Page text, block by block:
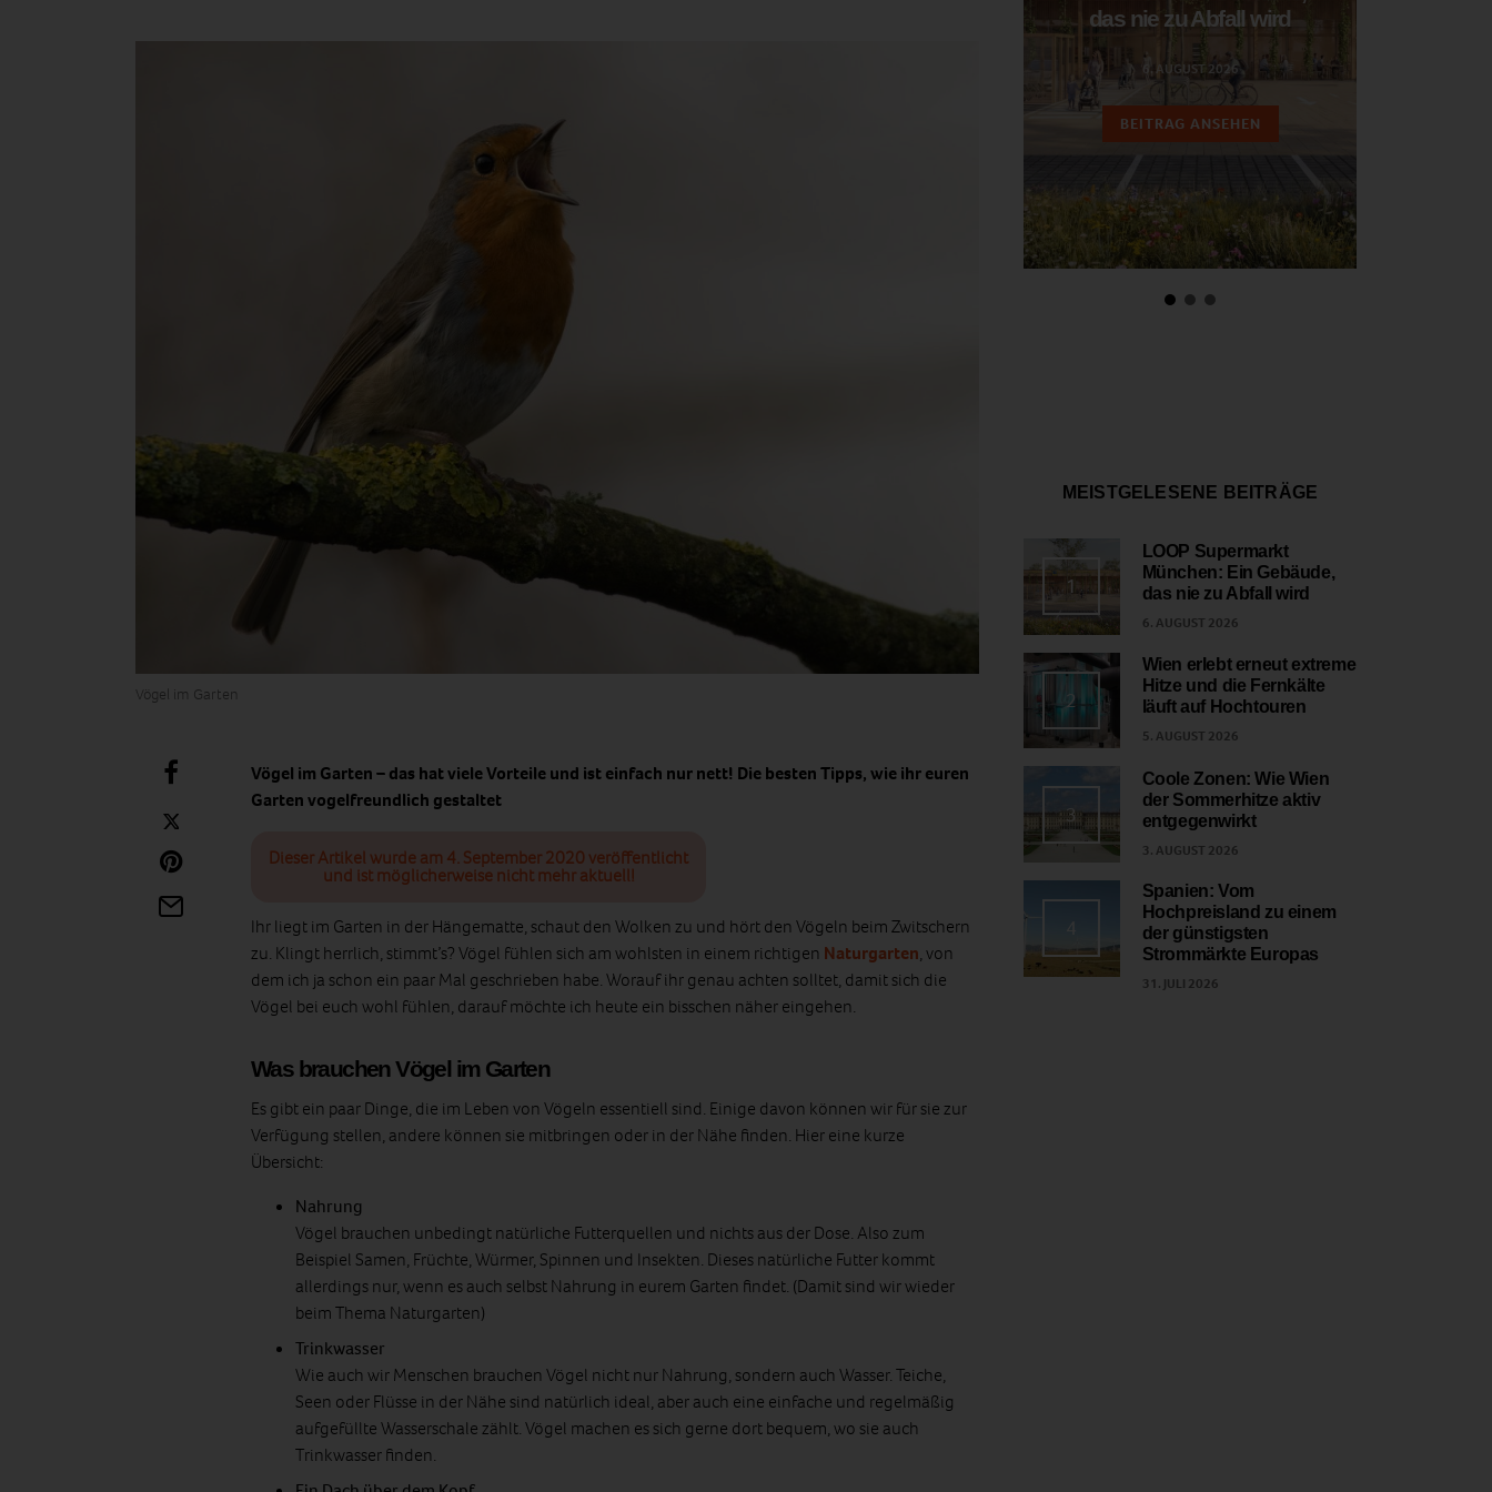
Vögel im Garten
Vögel im Garten – das hat viele Vorteile und ist einfach nur nett! Die besten Tipps, wie ihr euren
Garten vogelfreundlich gestaltet
Dieser Artikel wurde am 4. September 2020 veröffentlicht
und ist möglicherweise nicht mehr aktuell!
Ihr liegt im Garten in der Hängematte, schaut den Wolken zu und hört den Vögeln beim Zwitschern
zu. Klingt herrlich, stimmt’s? Vögel fühlen sich am wohlsten in einem richtigen Naturgarten, von
dem ich ja schon ein paar Mal geschrieben habe. Worauf ihr genau achten solltet, damit sich die
Vögel bei euch wohl fühlen, darauf möchte ich heute ein bisschen näher eingehen.
Was brauchen Vögel im Garten
Es gibt ein paar Dinge, die im Leben von Vögeln essentiell sind. Einige davon können wir für sie zur
Verfügung stellen, andere können sie mitbringen oder in der Nähe finden. Hier eine kurze
Übersicht:
Nahrung
Vögel brauchen unbedingt natürliche Futterquellen und nichts aus der Dose. Also zum
Beispiel Samen, Früchte, Würmer, Spinnen und Insekten. Dieses natürliche Futter kommt
allerdings nur, wenn es auch selbst Nahrung in eurem Garten findet. (Damit sind wir wieder
beim Thema Naturgarten)
Trinkwasser
Wie auch wir Menschen brauchen Vögel nicht nur Nahrung, sondern auch Wasser. Teiche,
Seen oder Flüsse in der Nähe sind natürlich ideal, aber auch eine einfache und regelmäßig
aufgefüllte Wasserschale zählt. Vögel machen es sich gerne dort bequem, wo sie auch
Trinkwasser finden.
das nie zu Abfall wird
6. AUGUST 2026
BEITRAG ANSEHEN
MEISTGELESENE BEITRÄGE
1
LOOP Supermarkt
München: Ein Gebäude,
das nie zu Abfall wird
6. AUGUST 2026
2
Wien erlebt erneut extreme
Hitze und die Fernkälte
läuft auf Hochtouren
5. AUGUST 2026
3
Coole Zonen: Wie Wien
der Sommerhitze aktiv
entgegenwirkt
3. AUGUST 2026
4
Spanien: Vom
Hochpreisland zu einem
der günstigsten
Strommärkte Europas
31. JULI 2026